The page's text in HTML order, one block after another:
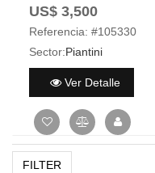
US$ 3,500
Referencia: #105330
Sector:Piantini
Ver Detalle
FILTER